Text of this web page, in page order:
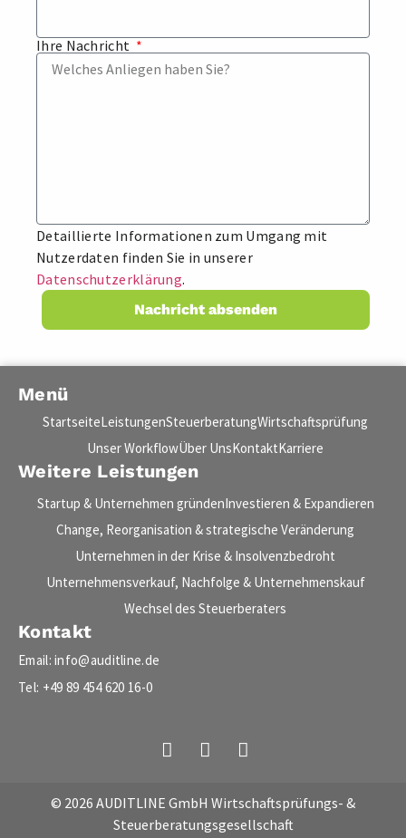
Ihre Nachricht
Detaillierte Informationen zum Umgang mit
Nutzerdaten finden Sie in unserer
Datenschutzerklärung.
Nachricht absenden
Weitere Leistungen
Startup & Unternehmen gründenInvestieren & Expandieren
Change, Reorganisation & strategische Veränderung
Unternehmen in der Krise & Insolvenzbedroht
Unternehmensverkauf, Nachfolge & Unternehmenskauf
Wechsel des Steuerberaters
Menü
StartseiteLeistungenSteuerberatungWirtschaftsprüfung
Unser WorkflowÜber UnsKontaktKarriere
Kontakt
Email: info@auditline.de
Tel: +49 89 454 620 16-0
© 2026 AUDITLINE GmbH Wirtschaftsprüfungs- &
Steuerberatungsgesellschaft